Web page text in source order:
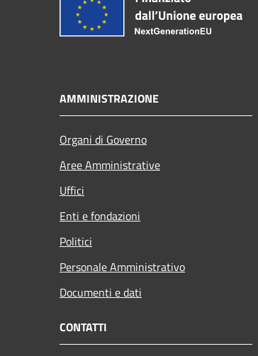
AMMINISTRAZIONE
Organi di Governo
Aree Amministrative
Uffici
Enti e fondazioni
Politici
Personale Amministrativo
Documenti e dati
CONTATTI